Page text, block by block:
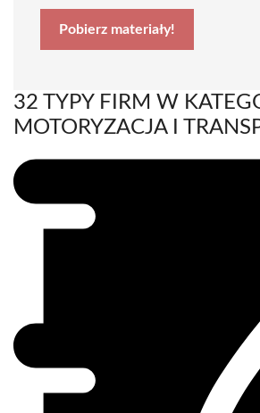
Pobierz materiały!
32 TYPY FIRM W
MOTORYZACJA I